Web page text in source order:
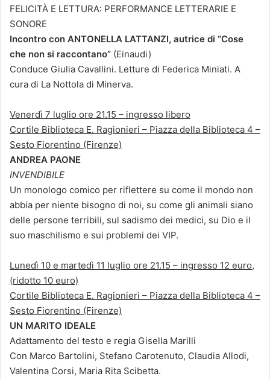
FELICITÀ E LETTURA: PERFORMANCE LETTERARIE E
SONORE
Incontro con ANTONELLA LATTANZI, autrice di “Cose
che non si raccontano” (Einaudi)
Conduce Giulia Cavallini. Letture di Federica Miniati. A
cura di La Nottola di Minerva.
Venerdì 7 luglio ore 21.15 – ingresso libero
Cortile Biblioteca E. Ragionieri – Piazza della Biblioteca 4 –
Sesto Fiorentino (Firenze)
ANDREA PAONE
INVENDIBILE
Un monologo comico per riflettere su come il mondo non
abbia per niente bisogno di noi, su come gli animali siano
delle persone terribili, sul sadismo dei medici, su Dio e il
suo maschilismo e sui problemi dei VIP.
Lunedì 10 e martedì 11 luglio ore 21.15 – ingresso 12 euro,
(ridotto 10 euro)
Cortile Biblioteca E. Ragionieri – Piazza della Biblioteca 4 –
Sesto Fiorentino (Firenze)
UN MARITO IDEALE
Adattamento del testo e regia Gisella Marilli
Con Marco Bartolini, Stefano Carotenuto, Claudia Allodi,
Valentina Corsi, Maria Rita Scibetta.